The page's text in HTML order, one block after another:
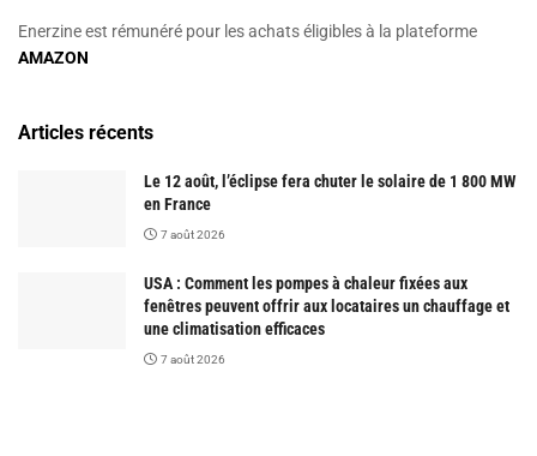
Enerzine est rémunéré pour les achats éligibles à la plateforme
AMAZON
Articles récents
Le 12 août, l’éclipse fera chuter le solaire de 1 800 MW
en France
7 août 2026
USA : Comment les pompes à chaleur fixées aux
fenêtres peuvent offrir aux locataires un chauffage et
une climatisation efficaces
7 août 2026